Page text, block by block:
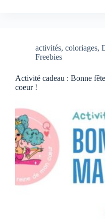
activités, coloriages,
Freebies
Activité cadeau : Bonne
coeur !